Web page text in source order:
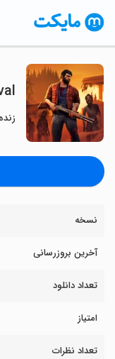
نسخه
آخرین بروزرسانی
تعداد دانلود
امتیاز
تعداد نظرات